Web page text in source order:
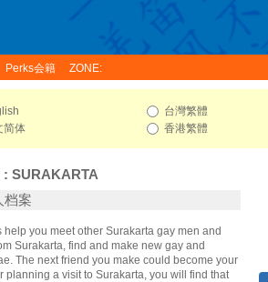
Perks会籍 ZONE:
简体
台灣繁體
香港繁體
: SURAKARTA
档案
you meet other Surakarta gay men and
Surakarta, find and make new gay and
The next friend you make could become your
planning a visit to Surakarta, you will find that